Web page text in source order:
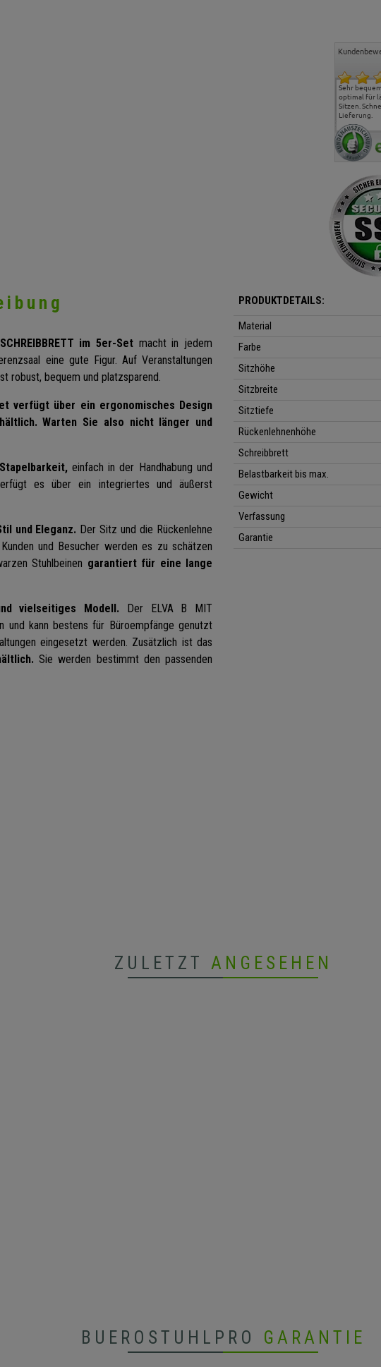
Sehr
optimal für
Sitzen.
Lieferung.
im 5er-Set macht in jedem
eine gute Figur. Auf Veranstaltungen
robust, bequem und platzsparend.
verfügt über ein ergonomisches Design
Warten Sie also nicht länger und
einfach in der Handhabung und
es über ein integriertes und äußerst
und Eleganz. Der Sitz und die Rückenlehne
und Besucher werden es zu schätzen
Stuhlbeinen garantiert für eine lange
vielseitiges Modell. Der ELVA B MIT
und kann bestens für Büroempfänge genutzt
eingesetzt werden. Zusätzlich ist das
Sie werden bestimmt den passenden
PRODUKTDETAILS:
Material
Farbe
Sitzhöhe
Sitzbreite
Sitztiefe
Rückenlehnenhöhe
Schreibbrett
Belastbarkeit bis max.
Gewicht
Verfassung
Garantie
ZULETZT ANGESEHEN
BUEROSTUHLPRO GARANTIE